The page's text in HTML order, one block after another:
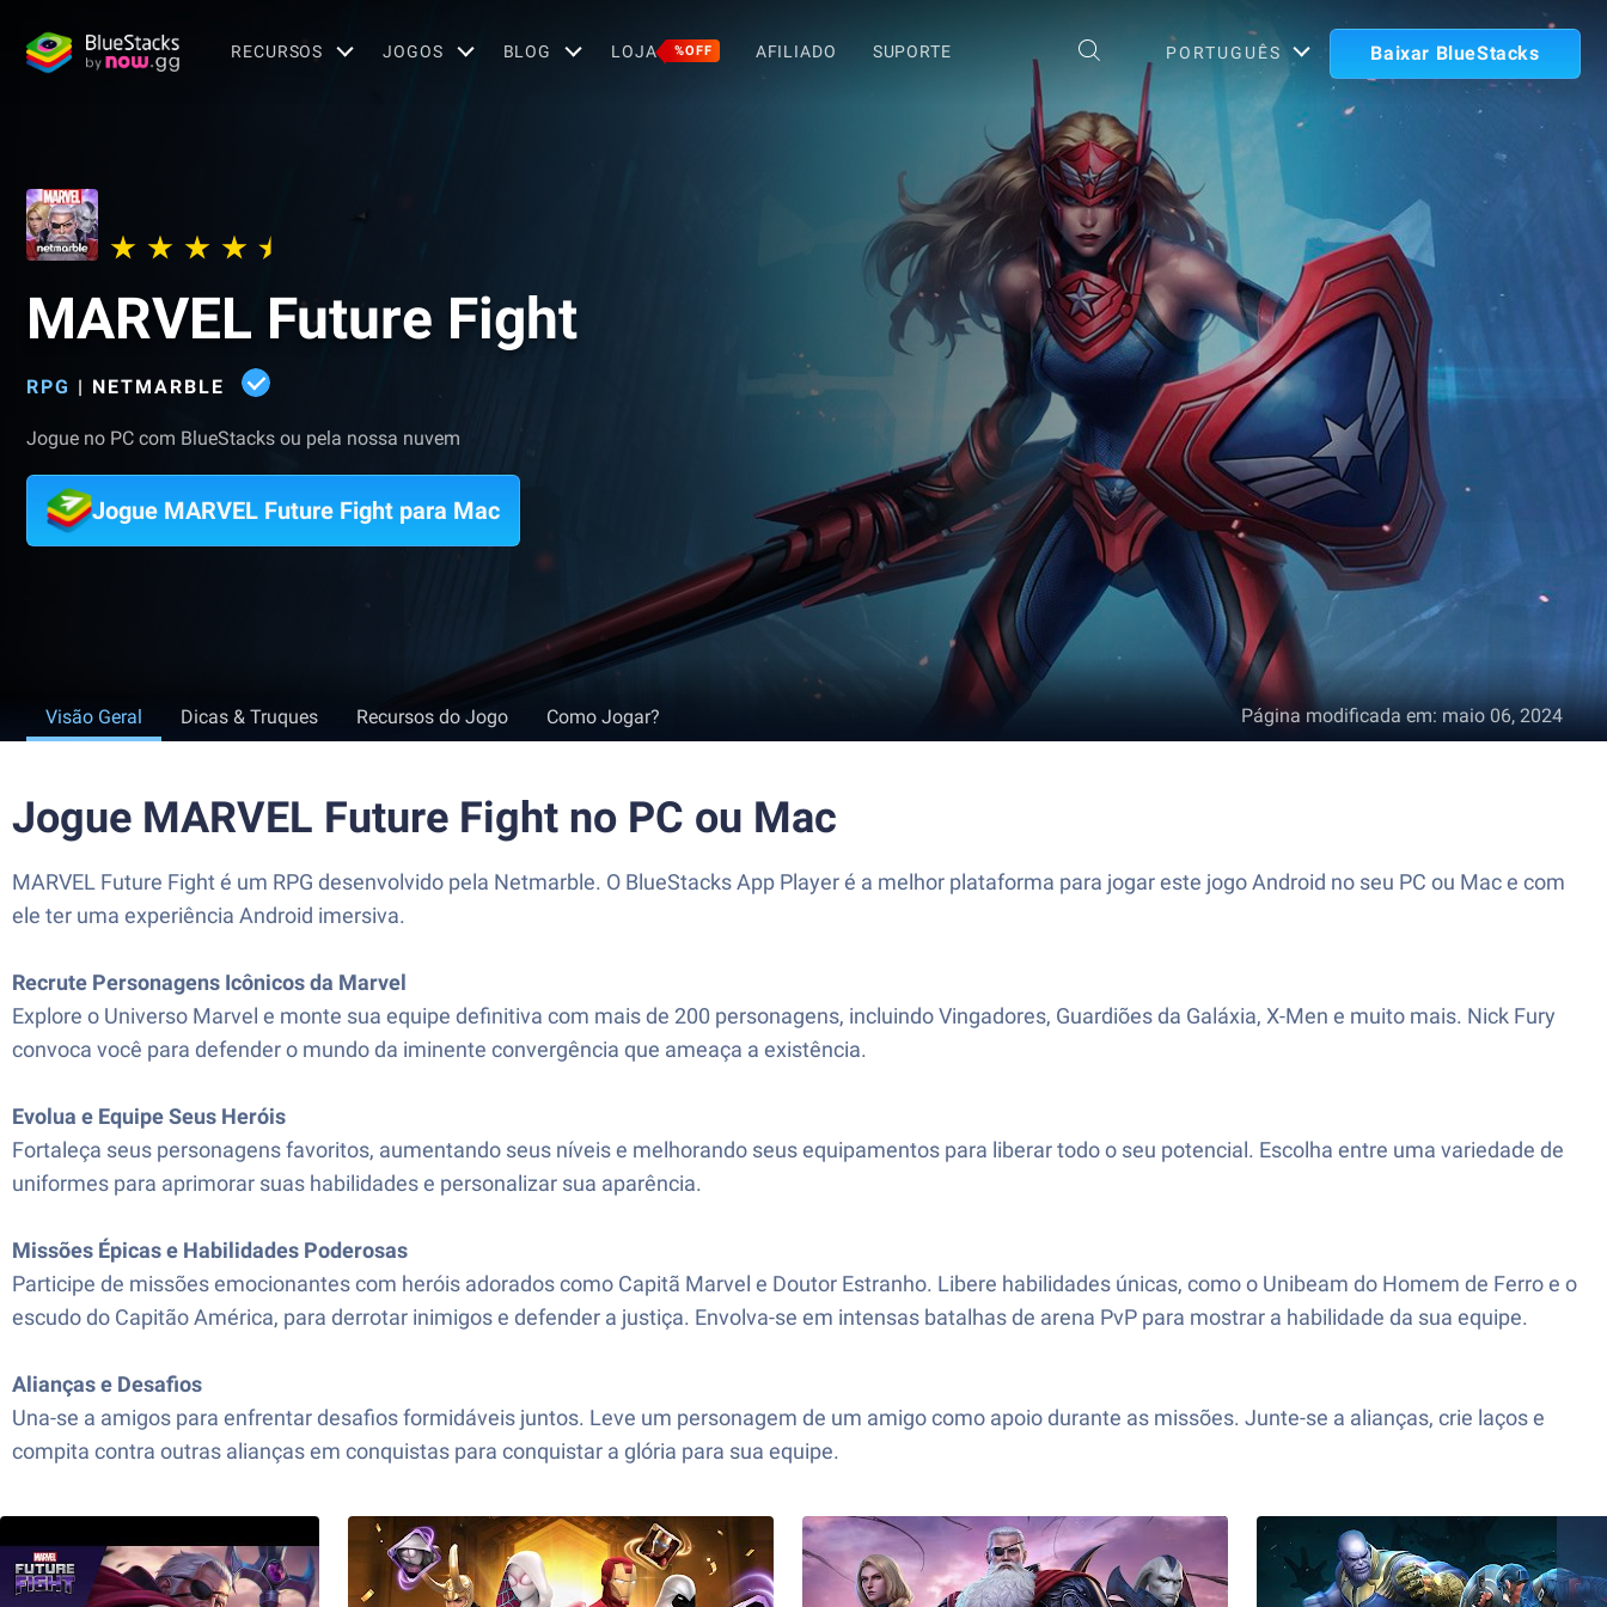
RECURSOS JOGOS BLOG LOJA %OFF AFILIADO SUPORTE PORTUGUÊS Baixar BlueStacks
MARVEL Future Fight
RPG | NETMARBLE
Jogue no PC com BlueStacks ou pela nossa nuvem
Jogue MARVEL Future Fight para Mac
Visão Geral Dicas & Truques Recursos do Jogo Como Jogar? Página modificada em: maio 06, 2024
Jogue MARVEL Future Fight no PC ou Mac
MARVEL Future Fight é um RPG desenvolvido pela Netmarble. O BlueStacks App Player é a melhor plataforma para jogar este jogo Android no seu PC ou Mac e com
ele ter uma experiência Android imersiva.
Recrute Personagens Icônicos da Marvel
Explore o Universo Marvel e monte sua equipe definitiva com mais de 200 personagens, incluindo Vingadores, Guardiões da Galáxia, X-Men e muito mais. Nick Fury
convoca você para defender o mundo da iminente convergência que ameaça a existência.
Evolua e Equipe Seus Heróis
Fortaleça seus personagens favoritos, aumentando seus níveis e melhorando seus equipamentos para liberar todo o seu potencial. Escolha entre uma variedade de
uniformes para aprimorar suas habilidades e personalizar sua aparência.
Missões Épicas e Habilidades Poderosas
Participe de missões emocionantes com heróis adorados como Capitã Marvel e Doutor Estranho. Libere habilidades únicas, como o Unibeam do Homem de Ferro e o
escudo do Capitão América, para derrotar inimigos e defender a justiça. Envolva-se em intensas batalhas de arena PvP para mostrar a habilidade da sua equipe.
Alianças e Desafios
Una-se a amigos para enfrentar desafios formidáveis juntos. Leve um personagem de um amigo como apoio durante as missões. Junte-se a alianças, crie laços e
compita contra outras alianças em conquistas para conquistar a glória para sua equipe.